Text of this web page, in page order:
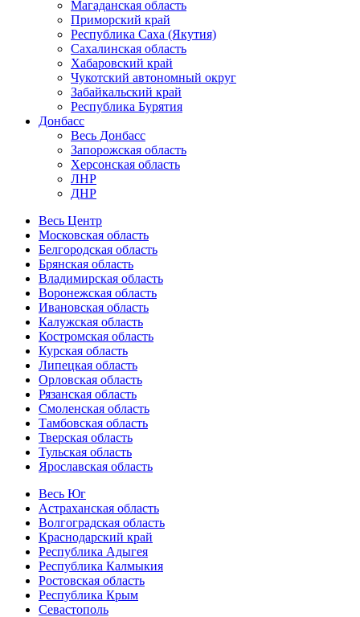
Магаданская область
Приморский край
Республика Саха (Якутия)
Сахалинская область
Хабаровский край
Чукотский автономный округ
Забайкальский край
Республика Бурятия
Донбасс
Весь Донбасс
Запорожская область
Херсонская область
ЛНР
ДНР
Весь Центр
Московская область
Белгородская область
Брянская область
Владимирская область
Воронежская область
Ивановская область
Калужская область
Костромская область
Курская область
Липецкая область
Орловская область
Рязанская область
Смоленская область
Тамбовская область
Тверская область
Тульская область
Ярославская область
Весь Юг
Астраханская область
Волгоградская область
Краснодарский край
Республика Адыгея
Республика Калмыкия
Ростовская область
Республика Крым
Севастополь